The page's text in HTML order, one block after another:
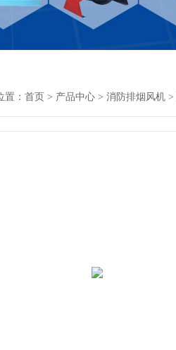
置： 首页 > 产品中心 > 消防排烟风机 >